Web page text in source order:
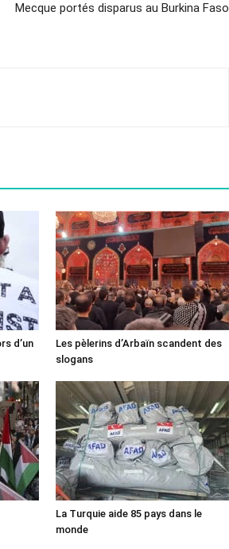
Mecque portés disparus au Burkina Faso
d’un
Les pèlerins d’Arbaïn scandent des
slogans
La Turquie aide 85 pays dans le
monde